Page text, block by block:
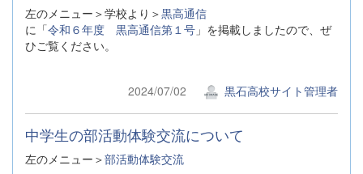
左のメニュー＞学校より＞黒高通信
に「令和６年度 黒高通信第１号 」を掲載しましたので、ぜ
ひご覧ください。
2024/07/02 黒石高校サイト管理者
中学生の部活動体験交流について
左のメニュー＞部活動体験交流